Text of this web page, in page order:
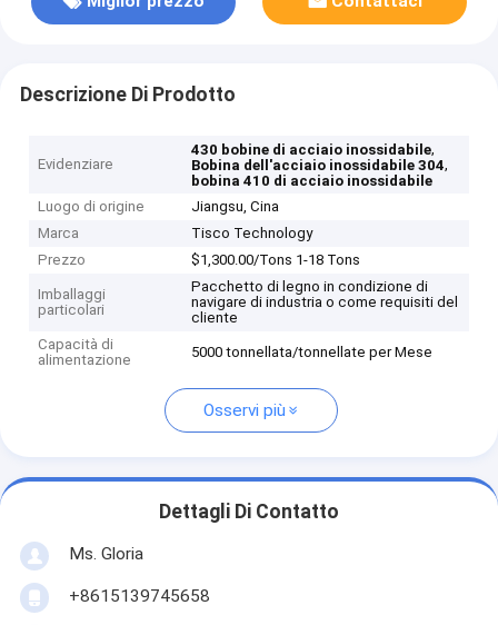
Descrizione Di Prodotto
Evidenziare
430 bobine di acciaio inossidabile,
Bobina dell'acciaio inossidabile 304,
bobina 410 di acciaio inossidabile
Luogo di origine
Jiangsu, Cina
Marca
Tisco Technology
Prezzo
$1,300.00/Tons 1-18 Tons
Imballaggi
particolari
Pacchetto di legno in condizione di
navigare di industria o come requisiti del
cliente
Capacità di
alimentazione
5000 tonnellata/tonnellate per Mese
Osservi più
Dettagli Di Contatto
Ms. Gloria
+8615139745658